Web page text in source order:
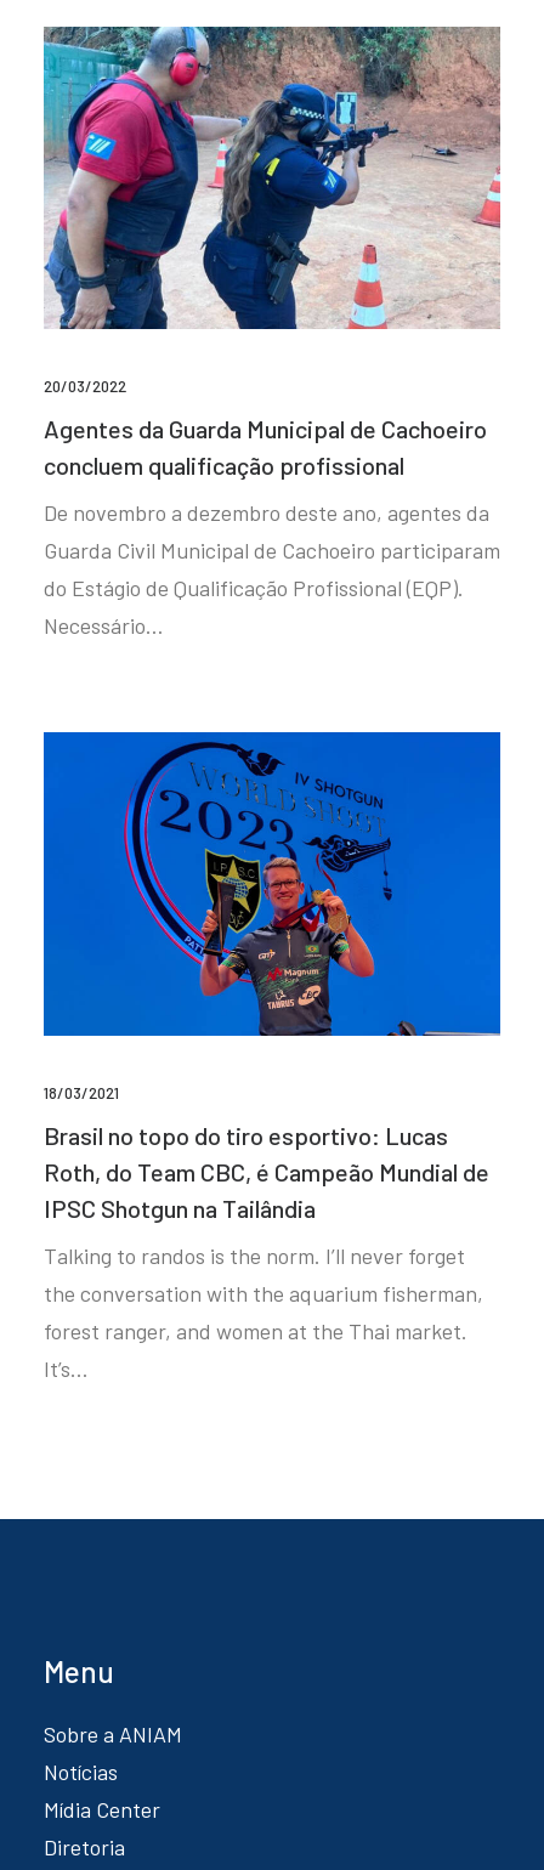
20/03/2022
Agentes da Guarda Municipal de Cachoeiro
concluem qualificação profissional
De novembro a dezembro deste ano, agentes da
Guarda Civil Municipal de Cachoeiro participaram
do Estágio de Qualificação Profissional (EQP).
Necessário…
18/03/2021
Brasil no topo do tiro esportivo: Lucas
Roth, do Team CBC, é Campeão Mundial de
IPSC Shotgun na Tailândia
Talking to randos is the norm. I’ll never forget
the conversation with the aquarium fisherman,
forest ranger, and women at the Thai market.
It’s…
Menu
Sobre a ANIAM
Notícias
Mídia Center
Diretoria